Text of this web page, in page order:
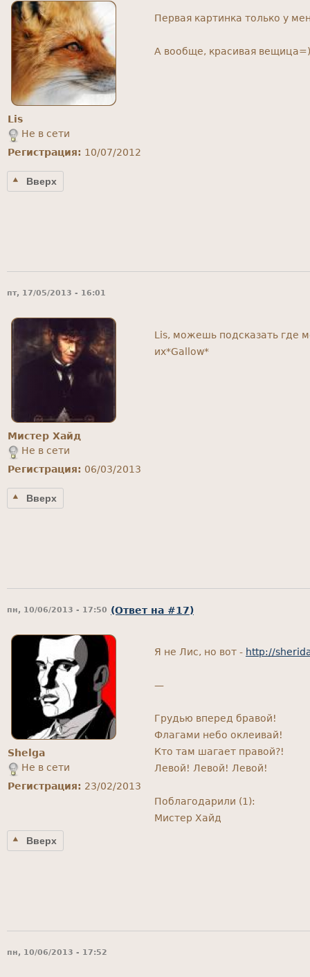
Lis
Не в сети
Регистрация: 10/07/2012
Первая картинка только у
А вообще, красивая вещица=)
Вверх
пт, 17/05/2013 - 16:01
Мистер Хайд
Не в сети
Регистрация: 06/03/2013
Lis, можешь подсказать где
их*Gallow*
Вверх
пн, 10/06/2013 - 17:50 (Ответ на #17)
Shelga
Не в сети
Регистрация: 23/02/2013
Я не Лис, но вот - http://
—
Грудью вперед бравой!
Флагами небо оклеивай!
Кто там шагает правой?!
Левой! Левой! Левой!
Поблагодарили (1):
Мистер Хайд
Вверх
пн, 10/06/2013 - 17:52